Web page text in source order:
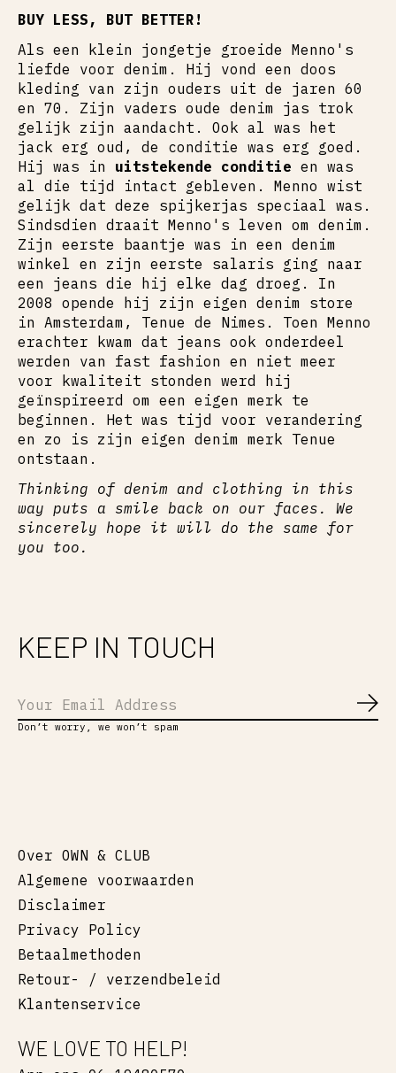
BUY LESS, BUT BETTER!
Als een klein jongetje groeide Menno's
liefde voor denim. Hij vond een doos
kleding van zijn ouders uit de jaren 60
en 70. Zijn vaders oude denim jas trok
gelijk zijn aandacht. Ook al was het
jack erg oud, de conditie was erg goed.
Hij was in uitstekende conditie en was
al die tijd intact gebleven. Menno wist
gelijk dat deze spijkerjas speciaal was.
Sindsdien draait Menno's leven om denim.
Zijn eerste baantje was in een denim
winkel en zijn eerste salaris ging naar
een jeans die hij elke dag droeg. In
2008 opende hij zijn eigen denim store
in Amsterdam, Tenue de Nimes. Toen Menno
erachter kwam dat jeans ook onderdeel
werden van fast fashion en niet meer
voor kwaliteit stonden werd hij
geïnspireerd om een eigen merk te
beginnen. Het was tijd voor verandering
en zo is zijn eigen denim merk Tenue
ontstaan.
Thinking of denim and clothing in this
way puts a smile back on our faces. We
sincerely hope it will do the same for
you too.
KEEP IN TOUCH
Don’t worry, we won’t spam
Over OWN & CLUB
Algemene voorwaarden
Disclaimer
Privacy Policy
Betaalmethoden
Retour- / verzendbeleid
Klantenservice
WE LOVE TO HELP!